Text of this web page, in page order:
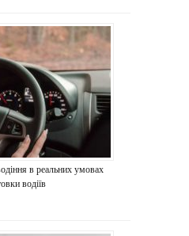
в реальних умовах
водіїв